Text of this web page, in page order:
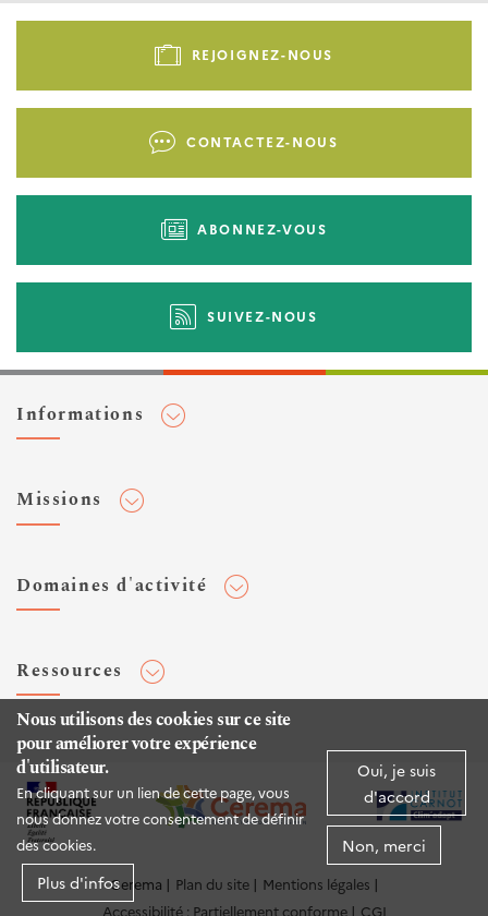
Nous utilisons des cookies sur ce site
pour améliorer votre expérience
d'utilisateur.
En cliquant sur un lien de cette page, vous
nous donnez votre consentement de définir
des cookies.
Plus d'infos
Oui, je suis
d'accord
Non, merci
Pied
-
REJOIGNEZ-NOUS
CONTACTEZ-NOUS
ABONNEZ-VOUS
SUIVEZ-NOUS
Informations
Flux RSS
Veilles et newsletters
Expertises Territoires
Plateforme de données ouvertes
Espace presse
Missions
Normalisation
Domaines d'activité
Mobilités
Infrastructures de transport
Environnement et risques
Mer et littoral
Ressources
Editions
Rapports d'étude
Publications HAL
Documentation routière (DTRF)
Logiciels & appsCerema Plan du site
Mentions légales
Accessibilité : Partiellement conforme
CGI